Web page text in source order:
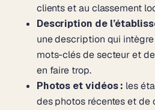
clients et au classement
Description de
une description qui
mots-clés de secteur et
en faire trop.
Photos et vidéos : les
des photos récentes et de